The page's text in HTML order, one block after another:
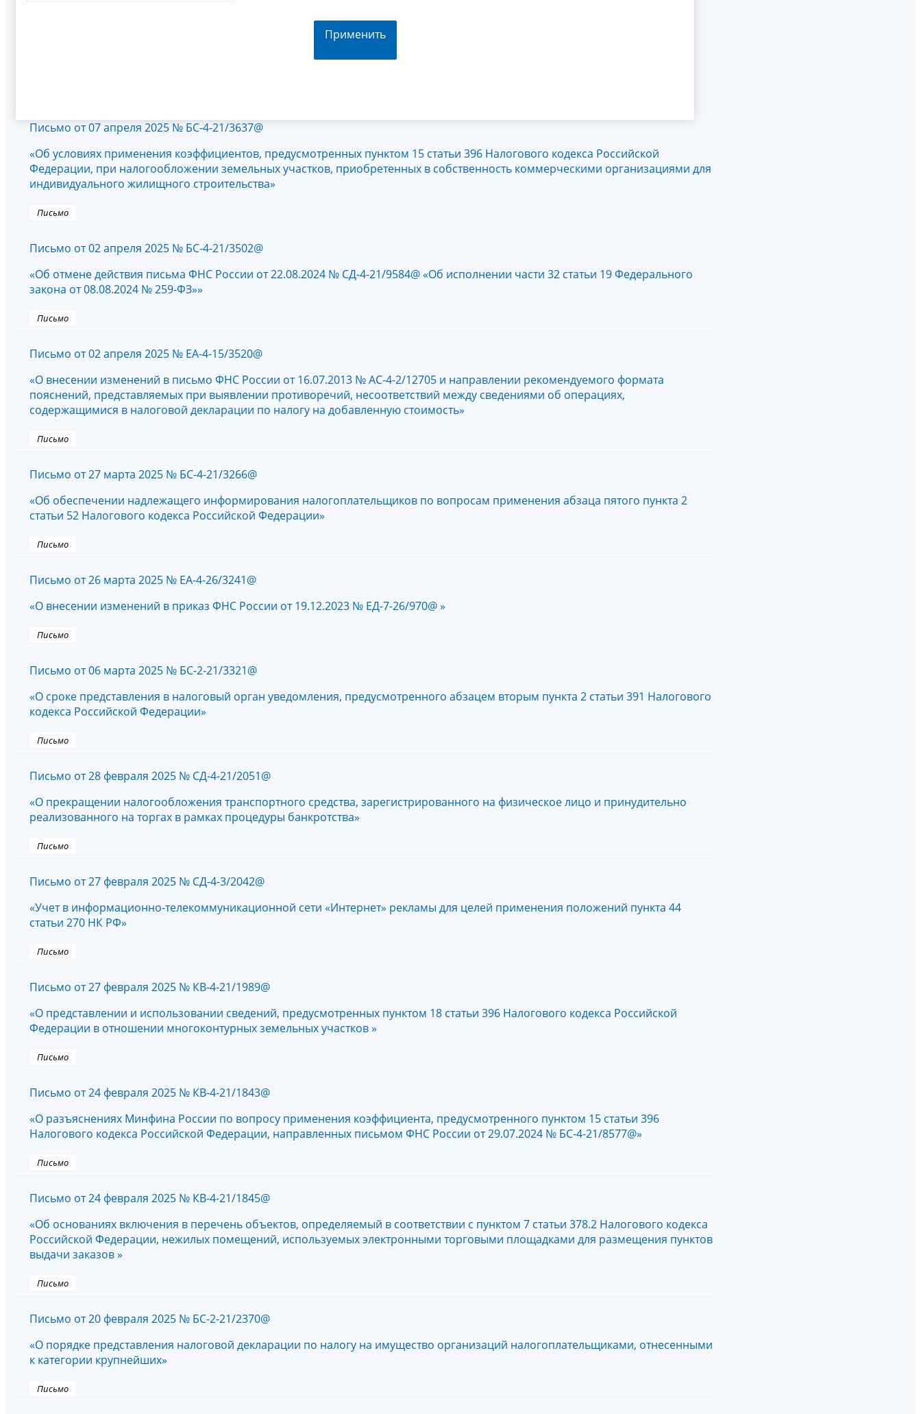
Применить
Письмо от 07 апреля 2025 № БС-4-21/3637@
«Об условиях применения коэффициентов, предусмотренных пунктом 15 статьи 396 Налогового кодекса Российской
Федерации, при налогообложении земельных участков, приобретенных в собственность коммерческими организациями для
индивидуального жилищного строительства»
Письмо
Письмо от 02 апреля 2025 № БС-4-21/3502@
«Об отмене действия письма ФНС России от 22.08.2024 № СД-4-21/9584@ «Об исполнении части 32 статьи 19 Федерального
закона от 08.08.2024 № 259-ФЗ»»
Письмо
Письмо от 02 апреля 2025 № ЕА-4-15/3520@
«О внесении изменений в письмо ФНС России от 16.07.2013 № АС-4-2/12705 и направлении рекомендуемого формата
пояснений, представляемых при выявлении противоречий, несоответствий между сведениями об операциях,
содержащимися в налоговой декларации по налогу на добавленную стоимость»
Письмо
Письмо от 27 марта 2025 № БС-4-21/3266@
«Об обеспечении надлежащего информирования налогоплательщиков по вопросам применения абзаца пятого пункта 2
статьи 52 Налогового кодекса Российской Федерации»
Письмо
Письмо от 26 марта 2025 № ЕА-4-26/3241@
«О внесении изменений в приказ ФНС России от 19.12.2023 № ЕД-7-26/970@ »
Письмо
Письмо от 06 марта 2025 № БС-2-21/3321@
«О сроке представления в налоговый орган уведомления, предусмотренного абзацем вторым пункта 2 статьи 391 Налогового
кодекса Российской Федерации»
Письмо
Письмо от 28 февраля 2025 № СД-4-21/2051@
«О прекращении налогообложения транспортного средства, зарегистрированного на физическое лицо и принудительно
реализованного на торгах в рамках процедуры банкротства»
Письмо
Письмо от 27 февраля 2025 № СД-4-3/2042@
«Учет в информационно-телекоммуникационной сети «Интернет» рекламы для целей применения положений пункта 44
статьи 270 НК РФ»
Письмо
Письмо от 27 февраля 2025 № КВ-4-21/1989@
«О представлении и использовании сведений, предусмотренных пунктом 18 статьи 396 Налогового кодекса Российской
Федерации в отношении многоконтурных земельных участков »
Письмо
Письмо от 24 февраля 2025 № КВ-4-21/1843@
«О разъяснениях Минфина России по вопросу применения коэффициента, предусмотренного пунктом 15 статьи 396
Налогового кодекса Российской Федерации, направленных письмом ФНС России от 29.07.2024 № БС-4-21/8577@»
Письмо
Письмо от 24 февраля 2025 № КВ-4-21/1845@
«Об основаниях включения в перечень объектов, определяемый в соответствии с пунктом 7 статьи 378.2 Налогового кодекса
Российской Федерации, нежилых помещений, используемых электронными торговыми площадками для размещения пунктов
выдачи заказов »
Письмо
Письмо от 20 февраля 2025 № БС-2-21/2370@
«О порядке представления налоговой декларации по налогу на имущество организаций налогоплательщиками, отнесенными
к категории крупнейших»
Письмо